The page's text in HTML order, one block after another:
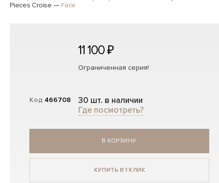
Pieces Croise — Face
Код 466708
11 100 ₽
Ограниченная серия!
30 шт. в наличии
Где посмотреть?
В КОРЗИНУ
КУПИТЬ В 1 КЛИК